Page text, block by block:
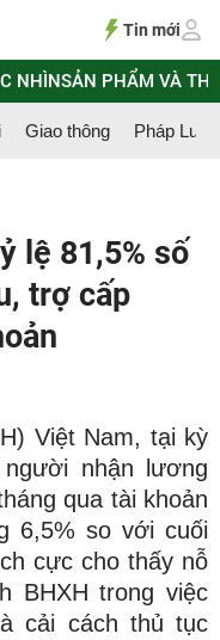
Tin mới
NHÌNSẢN PHẨM VÀ
Giao thông Pháp Luật
lệ 81,5% số
trợ cấp
Việt Nam, tại kỳ
nhận lương
qua tài khoản
6,5% so với cuối
cực cho thấy nỗ
BHXH trong việc
cải cách thủ tục